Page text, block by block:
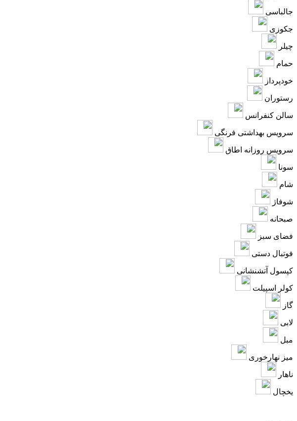
جالباسی
جکوزی
چیلر
حمام
خودپرداز
رستوران
سالن کنفرانس
سرویس بهداشتی فرنگی
سرویس روزانه اطاق
سونا
شام
شوفاژ
صبحانه
فضای سبز
فوتبال دستی
کپسول آتشنشانی
کولر اسپیلت
گاز
لابی
مبل
میز نهارخوری
ناهار
یخچال